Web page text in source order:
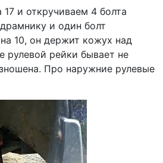
и откручиваем 4 болта
и один болт
10, он держит кожух над
рулевой рейки бывает не
Про наружние рулевые